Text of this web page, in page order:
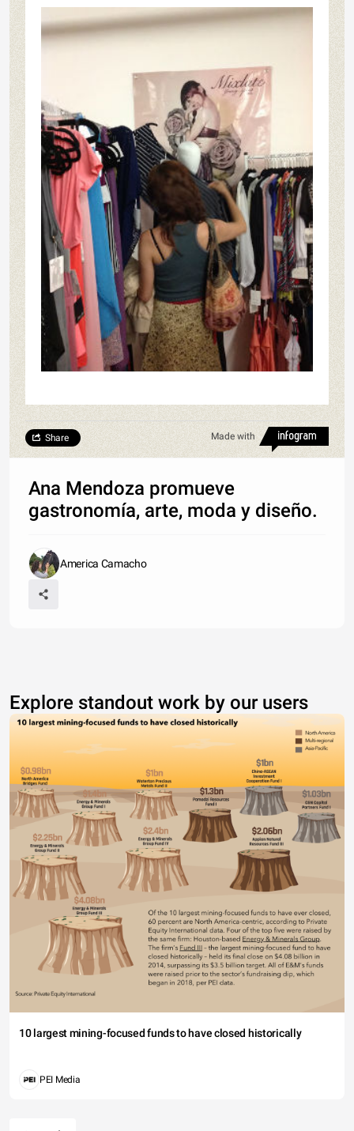
Made with
Share
Ana Mendoza promueve
gastronomía, arte, moda y diseño.
America Camacho
Explore standout work by our users
10 largest mining-focused funds to have closed historically
PEI Media